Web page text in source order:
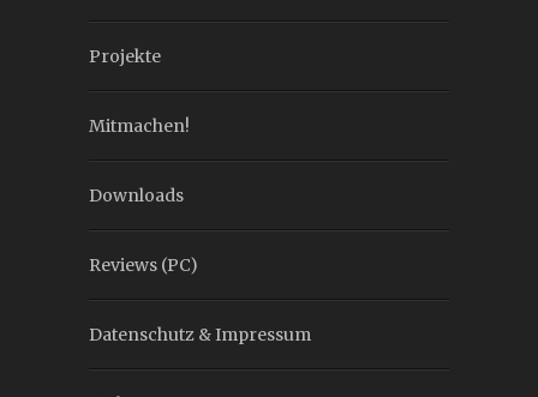
Projekte
Mitmachen!
Downloads
Reviews (PC)
Datenschutz & Impressum